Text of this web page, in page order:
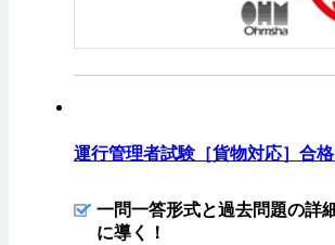
運行管理者試験［貨物対応］合
一問一答形式と過去問題の詳
に導く！